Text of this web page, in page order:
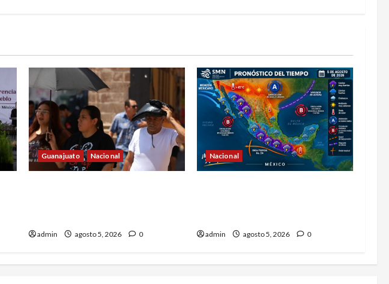
Guanajuato Nacional
admin agosto 5, 2026 0
Nacional
admin agosto 5, 2026 0